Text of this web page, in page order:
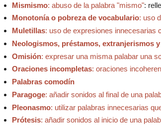
Mismismo: abuso de la palabra "mismo": r
Monotonía o pobreza de vocabulario: uso
Muletillas: uso de expresiones innecesarias
Neologismos, préstamos, extranjerismos
Omisión: expresar una misma palabar una
Oraciones incompletas: oraciones
Palabras comodín
Paragoge: añadir sonidos al final de una
Pleonasmo: utilizar palabras innecesarias
Prótesis: añadir sonidos al inicio de una